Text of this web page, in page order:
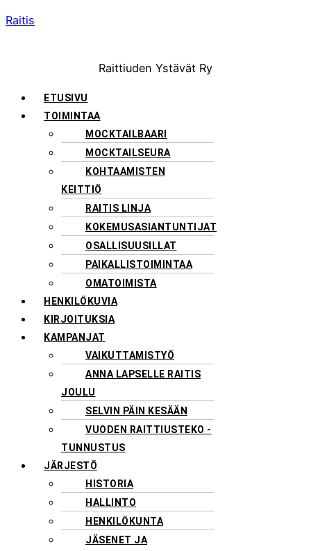
Raitis
Raittiuden Ystävät Ry
Menu
ETUSIVU
TOIMINTAA
MOCKTAILBAARI
MOCKTAILSEURA
KOHTAAMISTEN
KEITTIÖ
RAITIS LINJA
KOKEMUSASIANTUNTIJAT
OSALLISUUSILLAT
PAIKALLISTOIMINTAA
OMATOIMISTA
HENKILÖKUVIA
KIRJOITUKSIA
KAMPANJAT
VAIKUTTAMISTYÖ
ANNA LAPSELLE RAITIS
JOULU
SELVIN PÄIN KESÄÄN
VUODEN RAITTIUSTEKO -
TUNNUSTUS
JÄRJESTÖ
HISTORIA
HALLINTO
HENKILÖKUNTA
JÄSENET JA